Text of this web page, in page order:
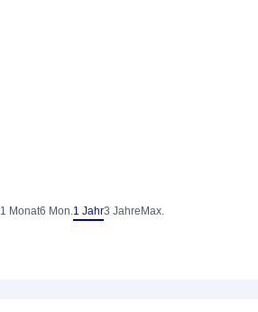
1 Monat6 Mon.1 Jahr3 Jahre Max.